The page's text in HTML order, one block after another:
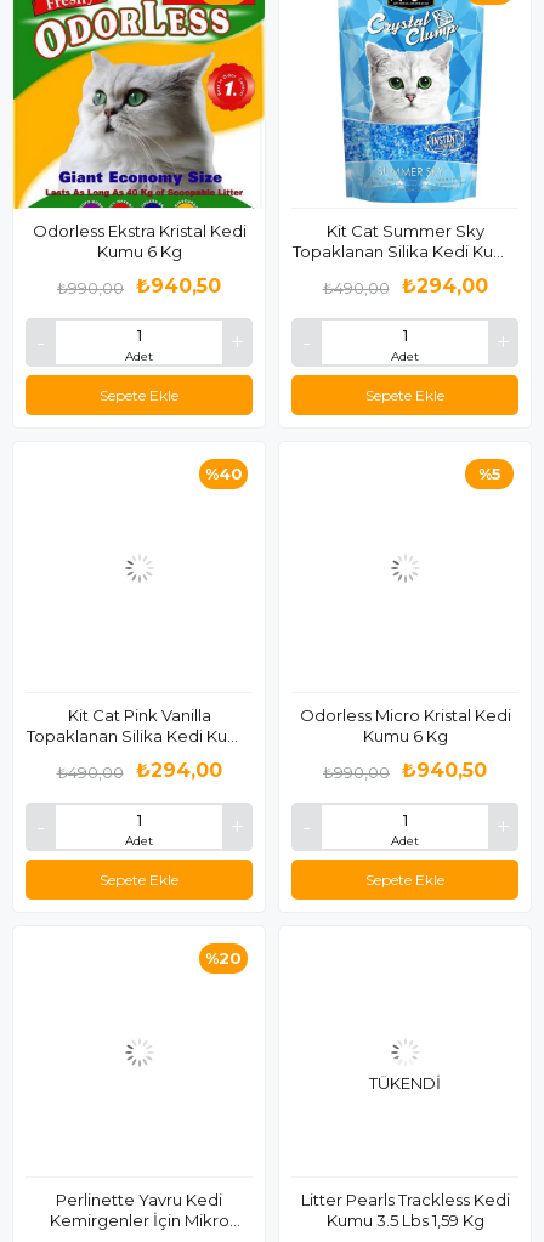
Odorless Ekstra Kristal Kedi
Kumu 6 Kg
Adet
₺940,50
₺990,00
Sepete Ekle
Kit Cat Summer Sky
Topaklanan Silika Kedi Kumu
Adet
₺294,00
₺490,00
Sepete Ekle
Kit Cat Pink Vanilla
Topaklanan Silika Kedi Kumu
Adet
₺294,00
₺490,00
Sepete Ekle
%40
Odorless Micro Kristal Kedi
Kumu 6 Kg
Adet
₺940,50
₺990,00
Sepete Ekle
%5
Perlinette Yavru Kedi
Kemirgenler İçin Mikro
%20
TÜKENDI
Litter Pearls Trackless Kedi
Kumu 3.5 Lbs 1,59 Kg